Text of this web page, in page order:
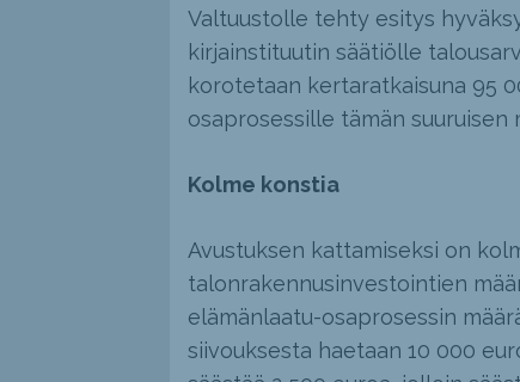
Valtuustolle tehty esitys
kirjainstituutin säätiölle
korotetaan kertaratkaisuna 95
osaprosessille tämän suuruisen
Kolme konstia
Avustuksen kattamiseksi on
talonrakennusinvestointien
elämänlaatu-osaprosessin
siivouksesta haetaan 10 000